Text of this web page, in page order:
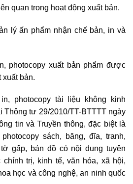
quan trong hoạt động xuất bản.
lý ấn phẩm nhận chế bản, in và
photocopy xuất bản phẩm được
xuất bản.
photocopy tài liệu không kinh
Thông tư 29/2010/TT-BTTTT ngày
tin và Truyền thông, đặc biệt là
sách, băng, đĩa, tranh,
gấp, bản đồ có nội dung tuyên
trị, kinh tế, văn hóa, xã hội,
học và công nghệ, an ninh quốc